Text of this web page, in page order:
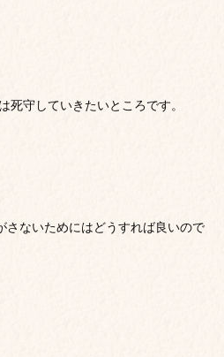
死守していきたいところです。
さないためにはどうすれば良いので